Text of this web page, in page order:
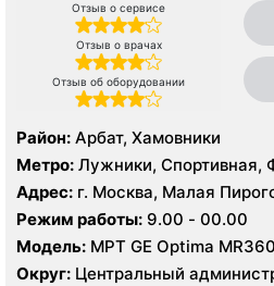
Отзыв о сервисе
Отзыв о врачах
Отзыв об оборудовании
Район: Арбат, Хамовники
Метро: Лужники, Спортивная,
Адрес: г. Москва, Малая
Режим работы: 9.00 - 00.00
Модель: МРТ GE Optima
GeneralElectric Brivo 64 среза
Округ: Центральный